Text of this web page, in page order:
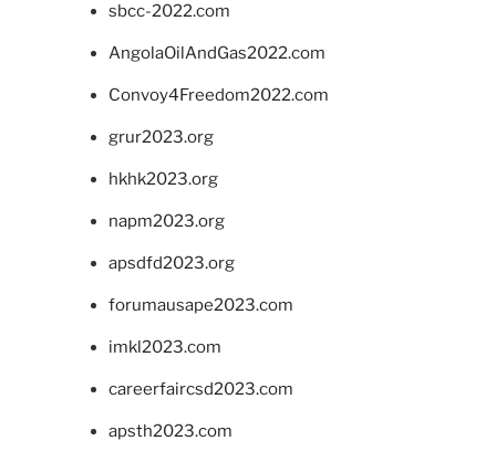
sbcc-2022.com
AngolaOilAndGas2022.com
Convoy4Freedom2022.com
grur2023.org
hkhk2023.org
napm2023.org
apsdfd2023.org
forumausape2023.com
imkl2023.com
careerfaircsd2023.com
apsth2023.com